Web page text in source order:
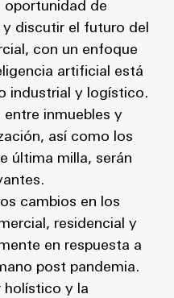
oportunidad de
discutir el futuro del
con un enfoque
artificial está
industrial y logístico.
inmuebles y
así como los
última milla, serán
cambios en los
residencial y
en respuesta a
post pandemia.
holístico y la